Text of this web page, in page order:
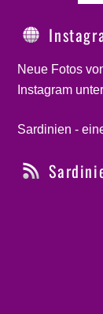
Neue Fotos
Instagram
Sardinien -